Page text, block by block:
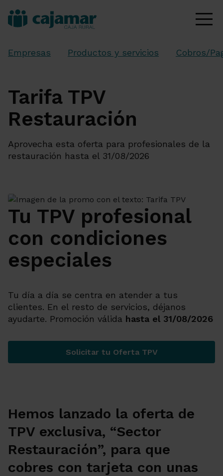
Empresas Productos y servicios Cobros/
Tarifa TPV
Restauración
Aprovecha esta oferta para profesionales de la
restauración hasta el 31/08/2026
Tu TPV profesional
con condiciones
especiales
Tu día a día se centra en atender a tus
clientes. En el resto de servicios, déjanos
ayudarte. Promoción válida hasta el 31/08/2026
Solicitar tu Oferta TPVTu TPV profesional con
Hemos lanzado la oferta de
TPV exclusiva, “Sector
Restauración”, para que
cobres con tarjeta con unas